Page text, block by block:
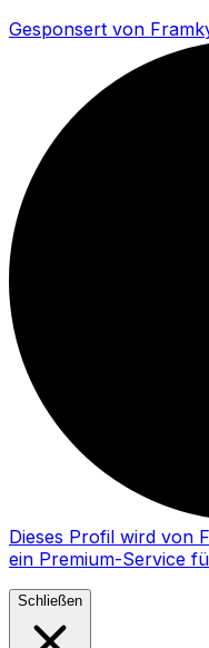
Gesponsert von
Dieses Profil wird von
ein Premium-Service
Schließen